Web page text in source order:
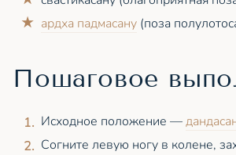
ардха падмасану (поза
Пошаговое
Исходное положение —
Согните левую ногу в колене,